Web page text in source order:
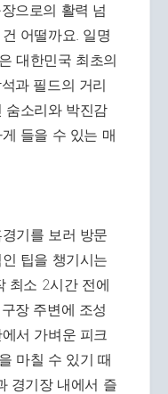
으로의 활력 넘
어떨까요. 일명
대한민국 최초의
과 필드의 거리
숨소리와 박진감
들을 수 있는 매
기를 보러 방문
팁을 챙기시는
최소 2시간 전에
장 주변에 조성
서 가벼운 피크
마칠 수 있기 때
경기장 내에서 즐